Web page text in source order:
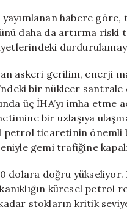
yayımlanan habere
daha da artırma riski
askeri gerilim, enerji
bir nükleer santrale
üç İHA’yı imha etme
bir uzlaşıya
petrol ticaretinin önemli
gemi trafiğine
dolara doğru
küresel
stokların kritik